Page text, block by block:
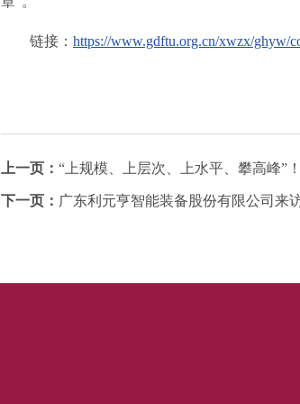
链接： https://www.gdftu.org.cn/xwzx/ghyw/
上一页： “上规模、上层次、上水平、攀高峰”
下一页： 广东利元亨智能装备股份有限公司来